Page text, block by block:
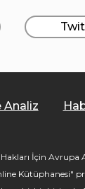
Analiz
İçin Avrupa
Kütüphanesi"